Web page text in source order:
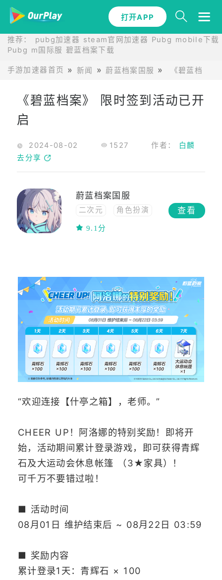
打开APP
推荐： pubg加速器 steam官网加速器 Pubg mobile下载
Pubg m国际服 碧蓝档案下载
手游加速器首页 新闻 蔚蓝档案国服 《碧蓝档案
《碧蓝档案》 限时签到活动已开
启
2024-08-02 1527 作者：
白麟
去分享
蔚蓝档案国服
二次元
角色扮演
休闲
9.1分
查看
“欢迎连接【什亭之箱】，老师。”
CHEER UP！阿洛娜的特别奖励！即将开
始，活动期间累计登录游戏，即可获得青辉
石及大运动会休息帐篷 （3★家具）！
可千万不要错过啦！
■ 活动时间
08月01日 维护结束后 ~ 08月22日 03:59
■ 奖励内容
累计登录1天：青辉石 × 100